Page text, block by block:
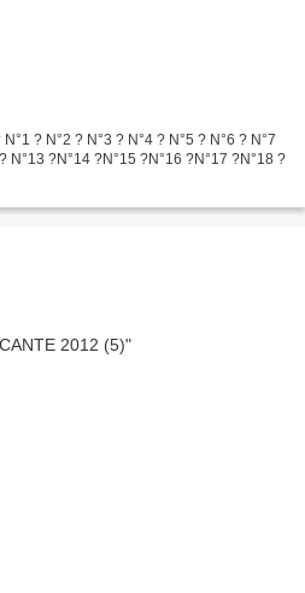
? N°2 ? N°3 ? N°4 ? N°5 ? N°6 ? N°7
N°13 ?N°14 ?N°15 ?N°16 ?N°17 ?N°18 ?